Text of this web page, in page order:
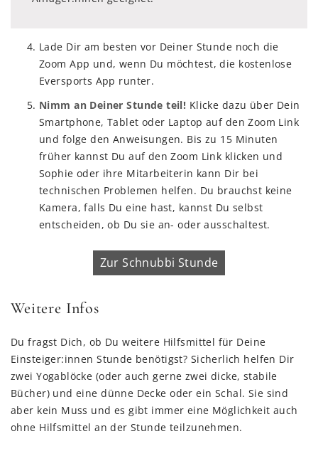
Lade Dir am besten vor Deiner Stunde noch die
Zoom App und, wenn Du möchtest, die kostenlose
Eversports App runter.
Nimm an Deiner Stunde teil! Klicke dazu über Dein
Smartphone, Tablet oder Laptop auf den Zoom Link
und folge den Anweisungen. Bis zu 15 Minuten
früher kannst Du auf den Zoom Link klicken und
Sophie oder ihre Mitarbeiterin kann Dir bei
technischen Problemen helfen. Du brauchst keine
Kamera, falls Du eine hast, kannst Du selbst
entscheiden, ob Du sie an- oder ausschaltest.
Zur Schnubbi Stunde
Weitere Infos
Du fragst Dich, ob Du weitere Hilfsmittel für Deine
Einsteiger:innen Stunde benötigst? Sicherlich helfen Dir
zwei Yogablöcke (oder auch gerne zwei dicke, stabile
Bücher) und eine dünne Decke oder ein Schal. Sie sind
aber kein Muss und es gibt immer eine Möglichkeit auch
ohne Hilfsmittel an der Stunde teilzunehmen.